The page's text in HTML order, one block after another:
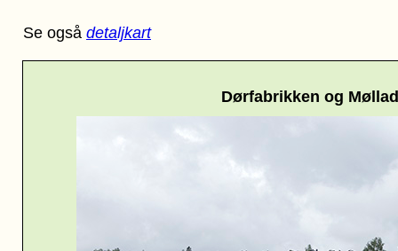
Se også detaljkart
Dørfabrikken og